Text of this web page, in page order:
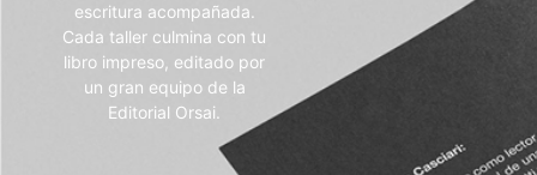
escritura acompañada.
Cada taller culmina con tu
libro impreso, editado por
un gran equipo de la
Editorial Orsai.